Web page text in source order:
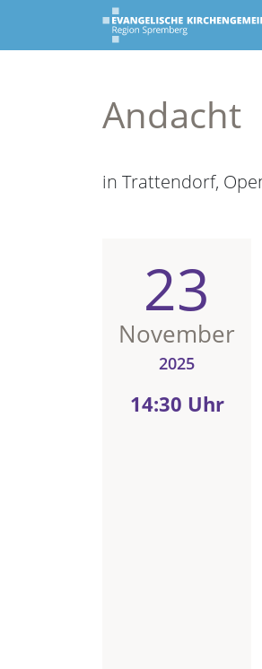
Andacht
in Trattendorf,
23
November
2025
14:30 Uhr